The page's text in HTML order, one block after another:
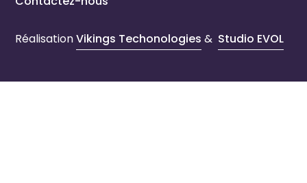
RéalisationVikings Techonologies & Studio EVOL